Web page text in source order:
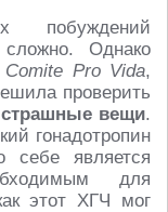
побуждений
Однако
Comite Pro Vida,
проверить
страшные вещи.
гонадотропин
себе является
для
этот ХГЧ мог